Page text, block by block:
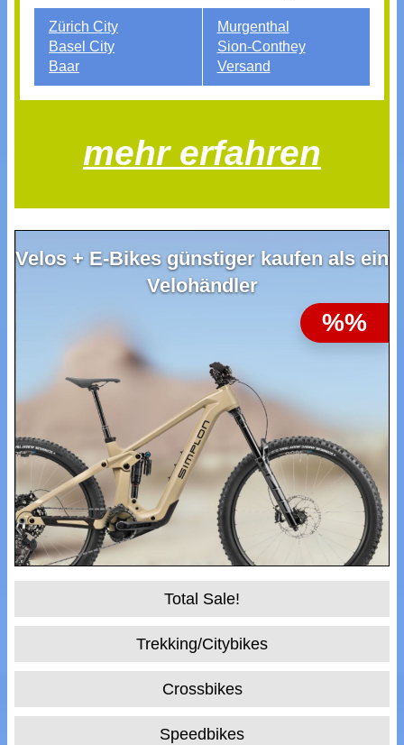
Zürich City
Basel City
Baar
Murgenthal
Sion-Conthey
Versand
mehr erfahren
Velos + E-Bikes günstiger kaufen als ein
Velohändler
%%
Total Sale!
Trekking/Citybikes
Crossbikes
Speedbikes